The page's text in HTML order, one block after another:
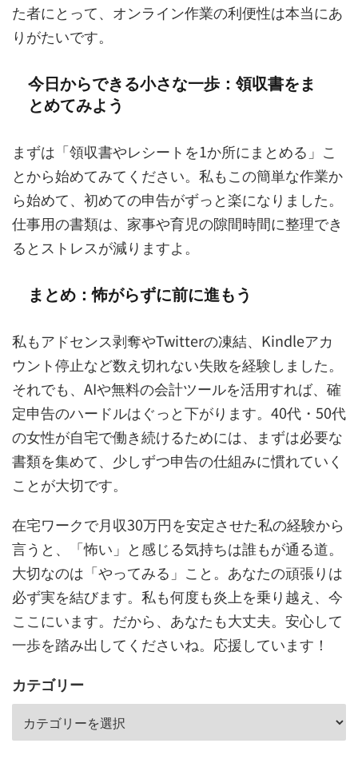
た者にとって、オンライン作業の利便性は本当にあ
りがたいです。
今日からできる小さな一歩：領収書をま
とめてみよう
まずは「領収書やレシートを1か所にまとめる」こ
とから始めてみてください。私もこの簡単な作業か
ら始めて、初めての申告がずっと楽になりました。
仕事用の書類は、家事や育児の隙間時間に整理でき
るとストレスが減りますよ。
まとめ：怖がらずに前に進もう
私もアドセンス剥奪やTwitterの凍結、Kindleアカ
ウント停止など数え切れない失敗を経験しました。
それでも、AIや無料の会計ツールを活用すれば、確
定申告のハードルはぐっと下がります。40代・50代
の女性が自宅で働き続けるためには、まずは必要な
書類を集めて、少しずつ申告の仕組みに慣れていく
ことが大切です。
在宅ワークで月収30万円を安定させた私の経験から
言うと、「怖い」と感じる気持ちは誰もが通る道。
大切なのは「やってみる」こと。あなたの頑張りは
必ず実を結びます。私も何度も炎上を乗り越え、今
ここにいます。だから、あなたも大丈夫。安心して
一歩を踏み出してくださいね。応援しています！
カテゴリー